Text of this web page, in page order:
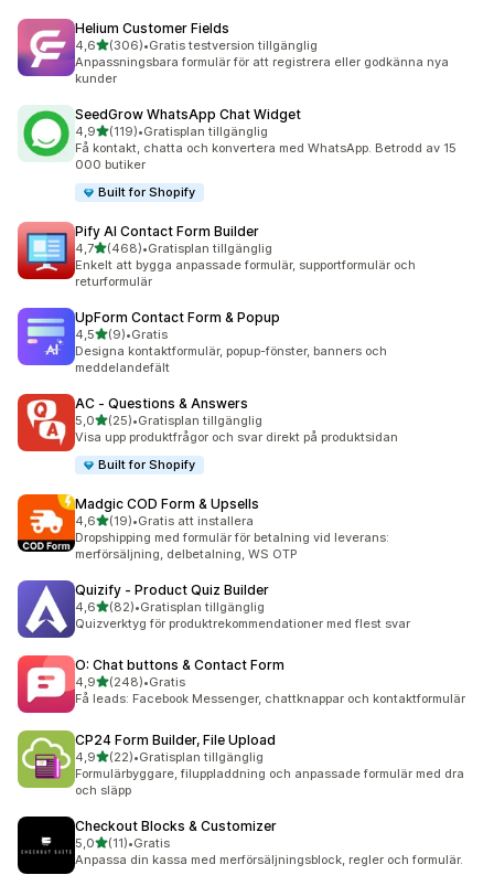
Helium Customer Fields
4,6av 5 stjärnor
(306)
306 recensioner totalt
•Gratis testversion tillgänglig
Anpassningsbara formulär för att registrera eller godkänna nya
kunder
SeedGrow WhatsApp Chat Widget
4,9av 5 stjärnor
(119)
119 recensioner totalt
•Gratisplan tillgänglig
Få kontakt, chatta och konvertera med WhatsApp. Betrodd av 15
000 butiker
Built for Shopify
Pify AI Contact Form Builder
4,7av 5 stjärnor
(468)
468 recensioner totalt
•Gratisplan tillgänglig
Enkelt att bygga anpassade formulär, supportformulär och
returformulär
UpForm Contact Form & Popup
4,5av 5 stjärnor
(9)
9 recensioner totalt
•Gratis
Designa kontaktformulär, popup-fönster, banners och
meddelandefält
AC ‑ Questions & Answers
5,0av 5 stjärnor
(25)
25 recensioner totalt
•Gratisplan tillgänglig
Visa upp produktfrågor och svar direkt på produktsidan
Built for Shopify
Madgic COD Form & Upsells
4,6av 5 stjärnor
(19)
19 recensioner totalt
•Gratis att installera
Dropshipping med formulär för betalning vid leverans:
merförsäljning, delbetalning, WS OTP
Quizify ‑ Product Quiz Builder
4,6av 5 stjärnor
(82)
82 recensioner totalt
•Gratisplan tillgänglig
Quizverktyg för produktrekommendationer med flest svar
O: Chat buttons & Contact Form
4,9av 5 stjärnor
(248)
248 recensioner totalt
•Gratis
Få leads: Facebook Messenger, chattknappar och kontaktformulär
CP24 Form Builder, File Upload
4,9av 5 stjärnor
(22)
22 recensioner totalt
•Gratisplan tillgänglig
Formulärbyggare, filuppladdning och anpassade formulär med dra
och släpp
Checkout Blocks & Customizer
5,0av 5 stjärnor
(11)
11 recensioner totalt
•Gratis
Anpassa din kassa med merförsäljningsblock, regler och formulär.